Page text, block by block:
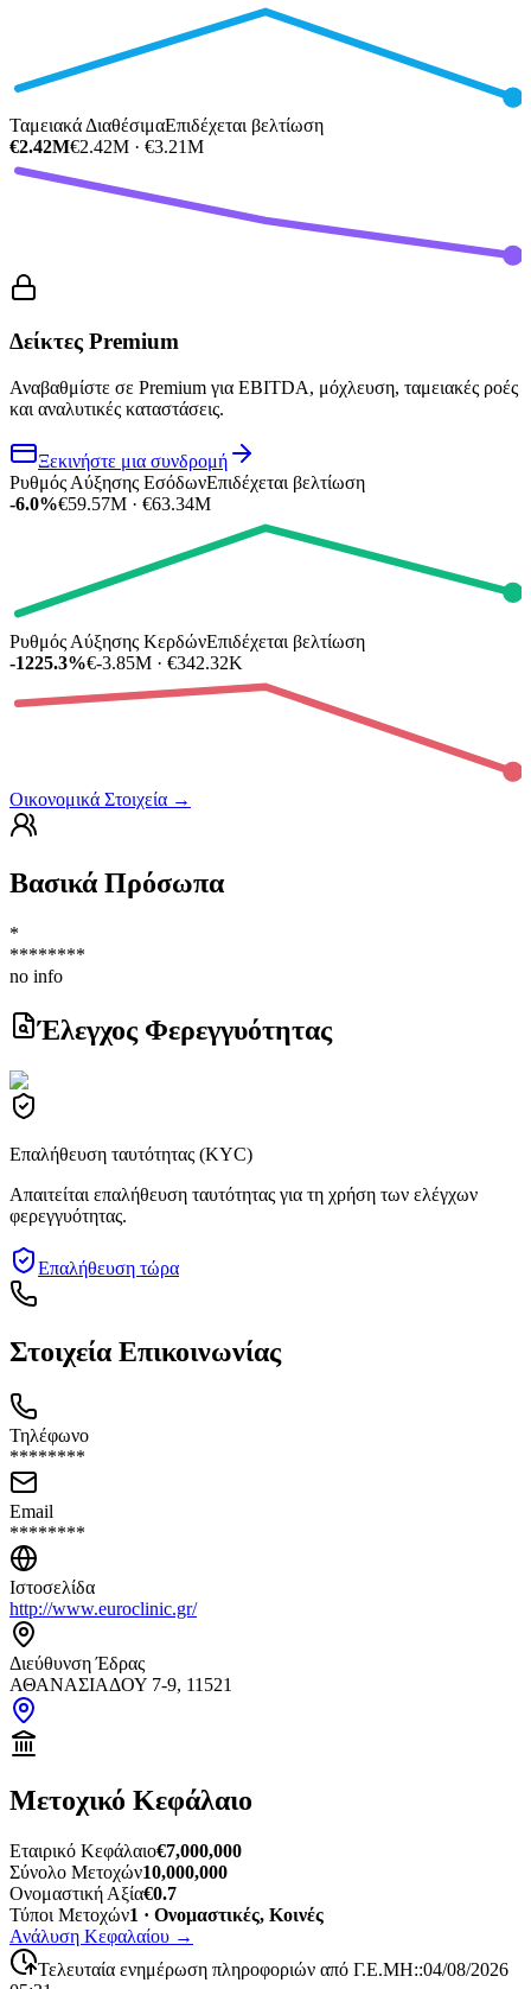
Ταμειακά ΔιαθέσιμαΕπιδέχεται βελτίωση
€2.42M€2.42M · €3.21M
Δείκτες Premium
Αναβαθμίστε σε Premium για EBITDA, μόχλευση, ταμειακές ροές
και αναλυτικές καταστάσεις.
Ξεκινήστε μια συνδρομή
Ρυθμός Αύξησης ΕσόδωνΕπιδέχεται βελτίωση
-6.0%€59.57M · €63.34M
Ρυθμός Αύξησης ΚερδώνΕπιδέχεται βελτίωση
-1225.3%€-3.85M · €342.32K
Οικονομικά Στοιχεία →
Βασικά Πρόσωπα
*
********
no info
Έλεγχος Φερεγγυότητας
Επαλήθευση ταυτότητας (KYC)
Απαιτείται επαλήθευση ταυτότητας για τη χρήση των ελέγχων
φερεγγυότητας.
Επαλήθευση τώρα
Στοιχεία Επικοινωνίας
Τηλέφωνο
********
Email
********
Ιστοσελίδα
http://www.euroclinic.gr/
Διεύθυνση Έδρας
ΑΘΑΝΑΣΙΑΔΟΥ 7-9, 11521
Μετοχικό Κεφάλαιο
Εταιρικό Κεφάλαιο€7,000,000
Σύνολο Μετοχών10,000,000
Ονομαστική Αξία€0.7
Τύποι Μετοχών1 · Ονομαστικές, Κοινές
Ανάλυση Κεφαλαίου →
Τελευταία ενημέρωση πληροφοριών από Γ.Ε.ΜΗ::04/08/2026